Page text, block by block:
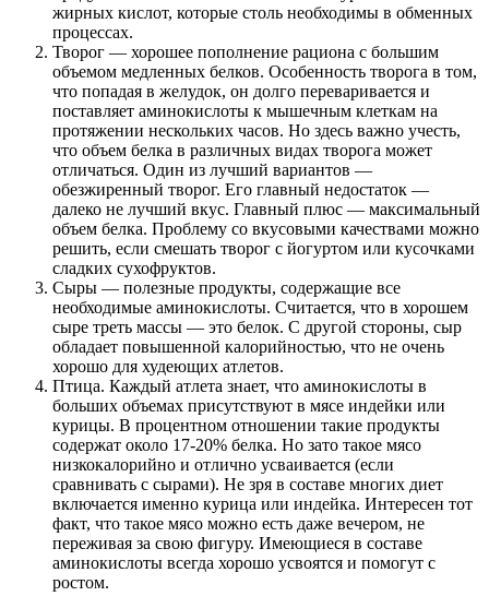
жирных кислот, которые столь необходимы в обменных
процессах.
Творог — хорошее пополнение рациона с большим
объемом медленных белков. Особенность творога в том,
что попадая в желудок, он долго переваривается и
поставляет аминокислоты к мышечным клеткам на
протяжении нескольких часов. Но здесь важно учесть,
что объем белка в различных видах творога может
отличаться. Один из лучший вариантов —
обезжиренный творог. Его главный недостаток —
далеко не лучший вкус. Главный плюс — максимальный
объем белка. Проблему со вкусовыми качествами можно
решить, если смешать творог с йогуртом или кусочками
сладких сухофруктов.
Сыры — полезные продукты, содержащие все
необходимые аминокислоты. Считается, что в хорошем
сыре треть массы — это белок. С другой стороны, сыр
обладает повышенной калорийностью, что не очень
хорошо для худеющих атлетов.
Птица. Каждый атлета знает, что аминокислоты в
больших объемах присутствуют в мясе индейки или
курицы. В процентном отношении такие продукты
содержат около 17-20% белка. Но зато такое мясо
низкокалорийно и отлично усваивается (если
сравнивать с сырами). Не зря в составе многих диет
включается именно курица или индейка. Интересен тот
факт, что такое мясо можно есть даже вечером, не
переживая за свою фигуру. Имеющиеся в составе
аминокислоты всегда хорошо усвоятся и помогут с
ростом.